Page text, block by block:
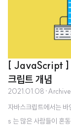
수를 선언하는 것도
로 표현합니다. var
로 주석을 쓰게 되면,
[ JavaScript ]
크립트 개념
2021.01.08 ·
자바스크립트에서는
s 는 많은 사람들이 혼